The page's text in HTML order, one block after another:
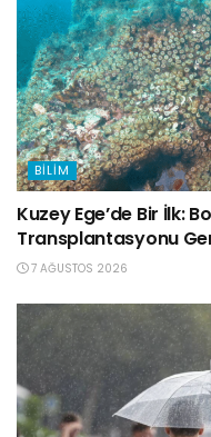
BILIM
Kuzey Ege’de Bir İlk:
Transplantasyonu
7 AĞUSTOS 2026